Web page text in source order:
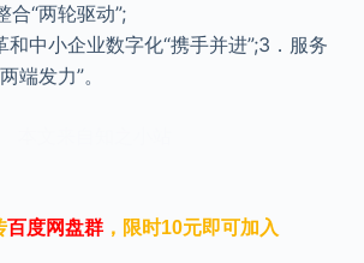
合“两轮驱动”;
中小企业数字化“携手并进”;3．服务
端发力”。
百度网盘群，限时10元即可加入